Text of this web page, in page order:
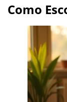
Como